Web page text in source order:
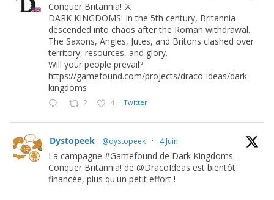
Conquer Britannia! ⚔️
DARK KINGDOMS: In the 5th century, Britannia
descended into chaos after the Roman withdrawal.
The Saxons, Angles, Jutes, and Britons clashed over
territory, resources, and glory.
Will your people prevail?
https://gamefound.com/projects/draco-ideas/dark-
kingdoms
2 4 Twitter
Dystopeek @dystopeek · 4 Juin
La campagne #Gamefound de Dark Kingdoms -
Conquer Britannia! de @DracoIdeas est bientôt
financée, plus qu'un petit effort !